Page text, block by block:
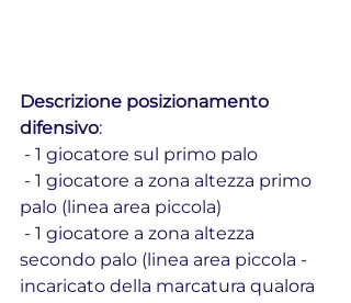
Descrizione posizionamento
difensivo:
- 1 giocatore sul primo palo
palo (linea area piccola)
secondo palo (linea area piccola -
incaricato della marcatura qualora